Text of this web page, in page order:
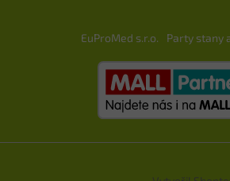
EuProMed s.r.o. Party stany